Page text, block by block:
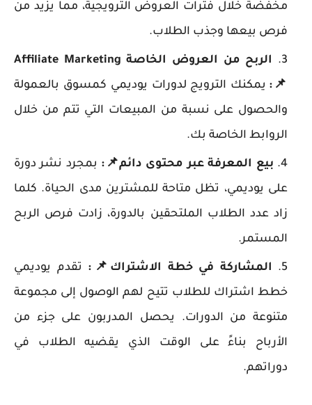
مخفضة خلال فترات العروض الترويجية، مما يزيد من
فرص بيعها وجذب الطلاب.
الربح من العروض الخاصة Affiliate Marketing
📌: يمكنك الترويج لدورات يوديمي كمسوق بالعمولة
والحصول على نسبة من المبيعات التي تتم من خلال
الروابط الخاصة بك.
بيع المعرفة عبر محتوى دائم📌
: بمجرد نشر دورة
على يوديمي، تظل متاحة للمشترين مدى الحياة. كلما
زاد عدد الطلاب الملتحقين بالدورة، زادت فرص الربح
المستمر.
المشاركة في خطة الاشتراك 📌
: تقدم يوديمي
خطط اشتراك للطلاب تتيح لهم الوصول إلى مجموعة
متنوعة من الدورات. يحصل المدربون على جزء من
الأرباح بناءً على الوقت الذي يقضيه الطلاب في
دوراتهم.